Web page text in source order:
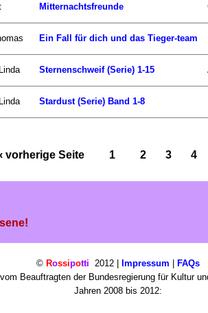
Mitternachtsfreunde
Ein Fall für dich und das Tieger-team
Sternenschweif (Serie) 1-15
Stardust (Serie) Band 1-8
‹ vorherige Seite 1 2 3 4
© Rossipotti 2012 | Impressum | FAQs
Beauftragten der Bundesregierung für Kultur
Jahren 2008 bis 2012: